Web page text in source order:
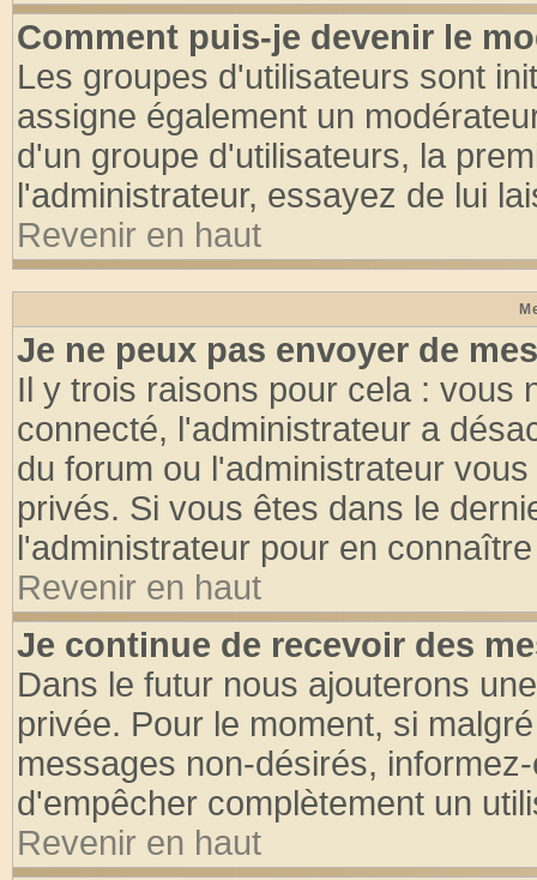
Comment puis-je devenir le
Les groupes d'utilisateurs sont
assigne également un
d'un groupe d'utilisateurs, la
l'administrateur, essayez de lui
Revenir en haut
Je ne peux pas envoyer de
Il y trois raisons pour cela : vous
connecté, l'administrateur a
du forum ou l'administrateur
privés. Si vous êtes dans le
l'administrateur pour en
Revenir en haut
Je continue de recevoir des
Dans le futur nous ajouterons
privée. Pour le moment, si
messages non-désirés,
d'empêcher complètement un
Revenir en haut